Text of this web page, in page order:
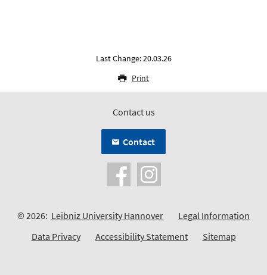
Last Change: 20.03.26
Print
Contact us
Contact
© 2026: Leibniz University Hannover
Legal Information
Data Privacy
Accessibility Statement Sitemap